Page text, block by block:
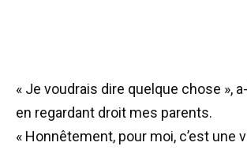
« Je voudrais dire quelque chose »,
en regardant droit mes parents.
« Honnêtement, pour moi, c’est une